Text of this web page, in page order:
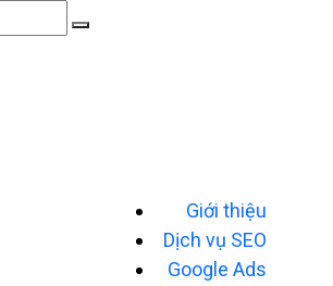
Giới thiệu
Dịch vụ SEO
Google Ads